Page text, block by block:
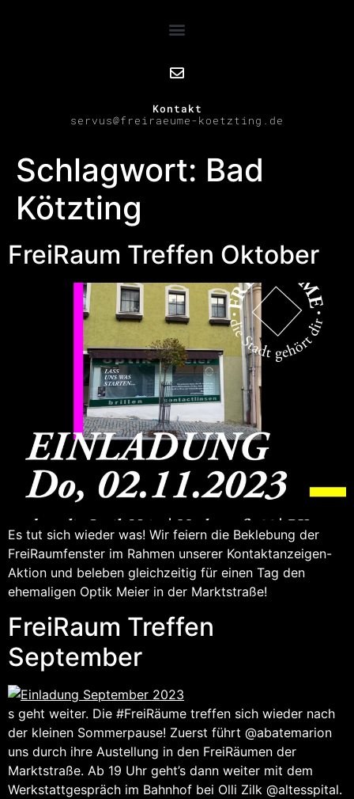
Kontakt
servus@freiraeume-koetzting.de
Schlagwort: Bad
Kötzting
FreiRaum Treffen Oktober
Es tut sich wieder was! Wir feiern die Beklebung der
FreiRaumfenster im Rahmen unserer Kontaktanzeigen-
Aktion und beleben gleichzeitig für einen Tag den
ehemaligen Optik Meier in der Marktstraße!
FreiRaum Treffen
September
s geht weiter. Die #FreiRäume treffen sich wieder nach
der kleinen Sommerpause! Zuerst führt @abatemarion
uns durch ihre Austellung in den FreiRäumen der
Marktstraße. Ab 19 Uhr geht’s dann weiter mit dem
Werkstattgespräch im Bahnhof bei Olli Zilk @altesspital.